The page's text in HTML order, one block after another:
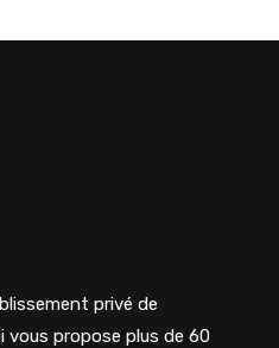
privé de
propose plus de 60